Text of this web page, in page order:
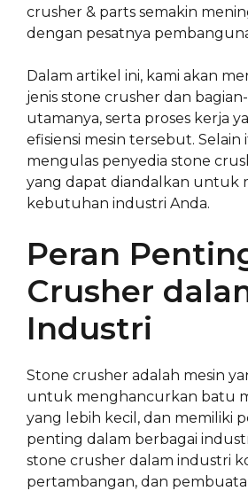
crusher & parts semakin
dengan pesatnya
Dalam artikel ini, kami akan
jenis stone crusher dan
utamanya, serta proses kerja
efisiensi mesin tersebut. Selain
mengulas penyedia stone
yang dapat diandalkan untuk
kebutuhan industri Anda.
Peran
Crusher
Industri
Stone crusher adalah mesin
untuk menghancurkan batu
yang lebih kecil, dan memiliki
penting dalam berbagai
stone crusher dalam industri
pertambangan, dan